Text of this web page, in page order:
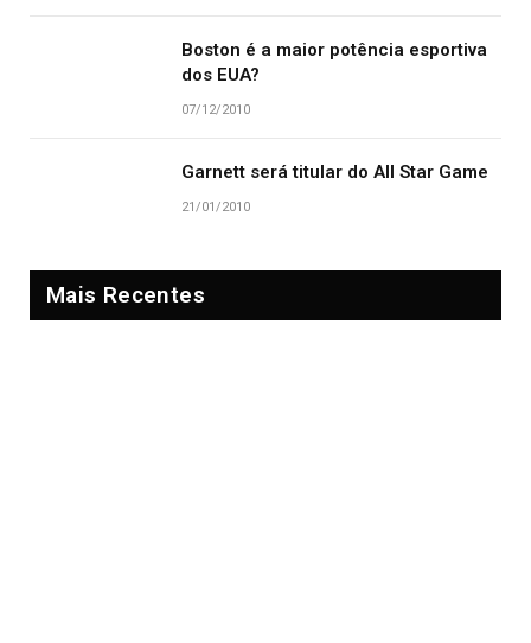
Boston é a maior potência esportiva
dos EUA?
07/12/2010
Garnett será titular do All Star Game
21/01/2010
Mais Recentes